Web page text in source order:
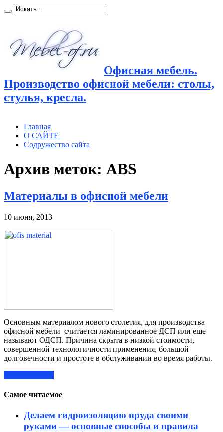
Офисная мебель.
Производство офисной мебели: столы,
стулья, кресла.
Главная
О САЙТЕ
Содружество сайта
Архив меток: ABS
Материалы в офисной мебели
10 июня, 2013
Основным материалом нового столетия, для производства
офисной мебели считается ламинированное ДСП или еще
называют ОДСП. Причина скрыта в низкой стоимости,
совершенной технологичности применения, большой
долговечности и простоте в обслуживании во время работы.
Самое читаемое
Делаем гидроизоляцию пруда своими
руками — основные способы и правила